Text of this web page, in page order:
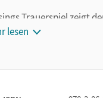
Trauerspiel zeigt
Titel liegt auch im
entlastet und
lesen